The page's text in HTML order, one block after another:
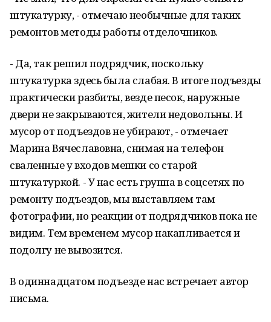
штукатурку, - отмечаю необычные для таких
ремонтов методы работы отделочников.
- Да, так решил подрядчик, поскольку
штукатурка здесь была слабая. В итоге подъезды
практически разбиты, везде песок, наружные
двери не закрываются, жители недовольны. И
мусор от подъездов не убирают, - отмечает
Марина Вячеславовна, снимая на телефон
сваленные у входов мешки со старой
штукатуркой. - У нас есть группа в соцсетях по
ремонту подъездов, мы выставляем там
фотографии, но реакции от подрядчиков пока не
видим. Тем временем мусор накапливается и
подолгу не вывозится.
В одиннадцатом подъезде нас встречает автор
письма.